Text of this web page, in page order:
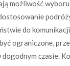
możliwość
do
ograniczone,
czasie.